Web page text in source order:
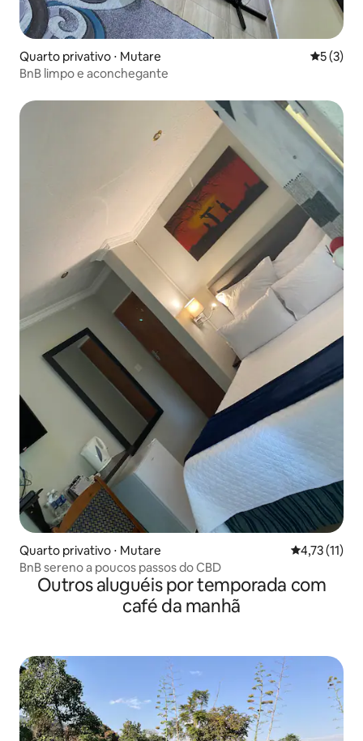
Quarto privativo ⋅ Mutare 5 de
5 (3)
BnB limpo e aconchegante
Quarto privativo ⋅ Mutare 4,73 de uma
4,73 (11)
BnB sereno a poucos passos do CBD
Outros aluguéis por temporada com
café da manhã